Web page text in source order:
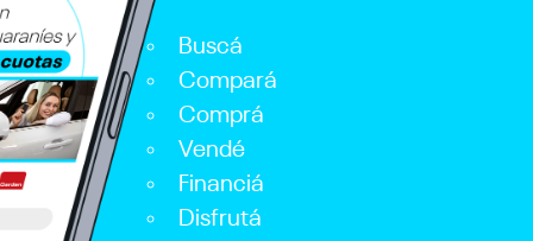
Buscá
Compará
Comprá
Vendé
Financiá
Disfrutá